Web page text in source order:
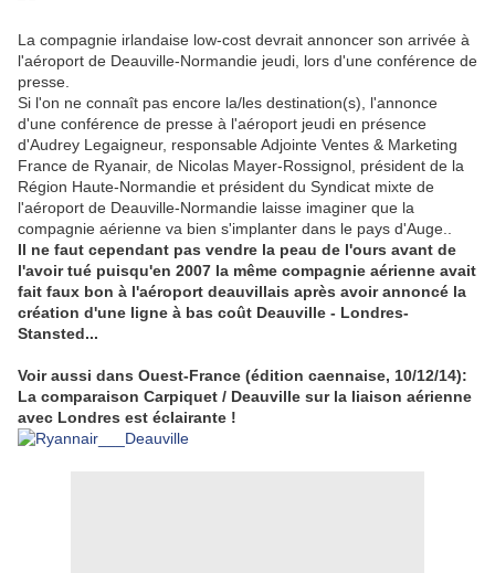
La compagnie irlandaise low-cost devrait annoncer son arrivée à
l'aéroport de Deauville-Normandie jeudi, lors d'une conférence de
presse.
Si l'on ne connaît pas encore la/les destination(s), l'annonce
d'une conférence de presse à l'aéroport jeudi en présence
d'Audrey Legaigneur, responsable Adjointe Ventes & Marketing
France de Ryanair, de Nicolas Mayer-Rossignol, président de la
Région Haute-Normandie et président du Syndicat mixte de
l'aéroport de Deauville-Normandie laisse imaginer que la
compagnie aérienne va bien s'implanter dans le pays d'Auge..
Il ne faut cependant pas vendre la peau de l'ours avant de
l'avoir tué puisqu'en 2007 la même compagnie aérienne avait
fait faux bon à l'aéroport deauvillais après avoir annoncé la
création d'une ligne à bas coût Deauville - Londres-
Stansted...
Voir aussi dans Ouest-France (édition caennaise, 10/12/14):
La comparaison Carpiquet / Deauville sur la liaison aérienne
avec Londres est éclairante !